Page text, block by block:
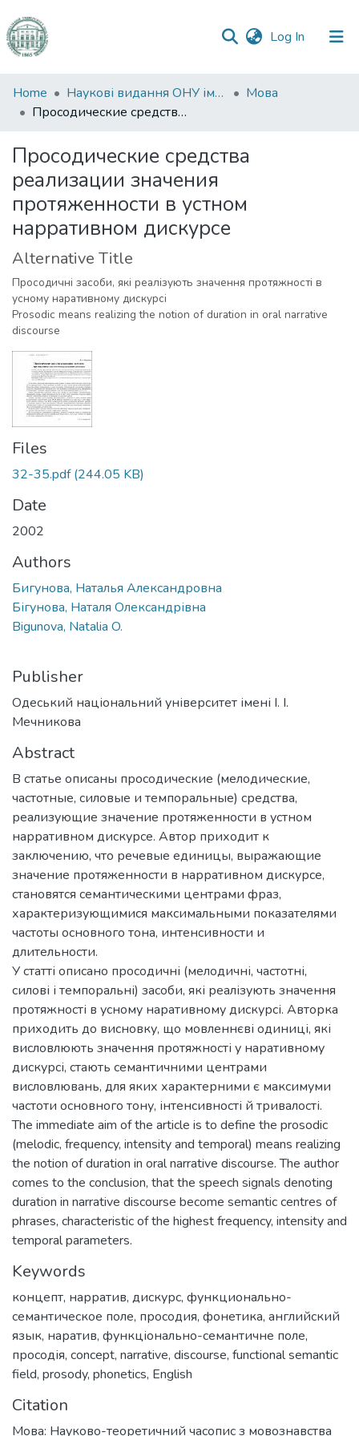
Log In (current)
Communities
&
All of DSpace
Statistics
Home Наукові видання ОНУ імені І. І. Мечникова
Мова
Просодические средства реализации значения протяженности в устном нарративном дискурсе
Просодические средства
реализации значения
протяженности в устном
нарративном дискурсе
Alternative Title
Просодичні засоби, які реалізують значення протяжності в
усному наративному дискурсі
Prosodic means realizing the notion of duration in oral narrative
discourse
Files
32-35.pdf(244.05 KB)
Date
2002
Authors
Бигунова, Наталья Александровна
Бігунова, Наталя Олександрівна
Bigunova, Natalia O.
Publisher
Одеський національний університет імені І. І.
Мечникова
Abstract
В статье описаны просодические (мелодические,
частотные, силовые и темпоральные) средства,
реализующие значение протяженности в устном
нарративном дискурсе. Автор приходит к
заключению, что речевые единицы, выражающие
значение протяженности в нарративном дискурсе,
становятся семантическими центрами фраз,
характеризующимися максимальными показателями
частоты основного тона, интенсивности и
длительности.
У статті описано просодичні (мелодичні, частотні,
силові і темпоральні) засоби, які реалізують значення
протяжності в усному наративному дискурсі. Авторка
приходить до висновку, що мовленнєві одиниці, які
висловлюють значення протяжності у наративному
дискурсі, стають семантичними центрами
висловлювань, для яких характерними є максимуми
частоти основного тону, інтенсивності й тривалості.
The immediate aim of the article is to define the prosodic
(melodic, frequency, intensity and temporal) means realizing
the notion of duration in oral narrative discourse. The author
comes to the conclusion, that the speech signals denoting
duration in narrative discourse become semantic centres of
phrases, characteristic of the highest frequency, intensity and
temporal parameters.
Keywords
концепт, нарратив, дискурс, функционально-
семантическое поле, просодия, фонетика, английский
язык, наратив, функціонально-семантичне поле,
просодія, concept, narrative, discourse, functional semantic
field, prosody, phonetics, English
Citation
Мова: Науково-теоретичний часопис з мовознавства